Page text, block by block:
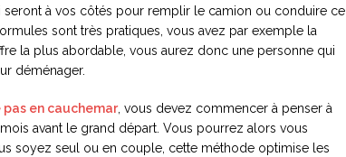
seront à vos côtés pour remplir le camion ou conduire ce
sont très pratiques, vous avez par exemple la
la plus abordable, vous aurez donc une personne qui
déménager.
en cauchemar, vous devez commencer à penser à
avant le grand départ. Vous pourrez alors vous
soyez seul ou en couple, cette méthode optimise les